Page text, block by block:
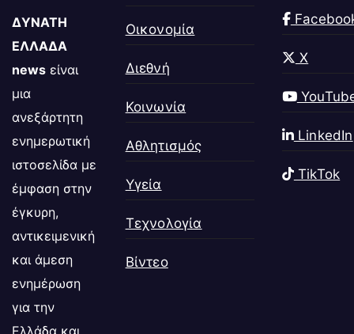
ΔΥΝΑΤΗ
ΕΛΛΑΔΑ
news είναι
μια
ανεξάρτητη
ενημερωτική
ιστοσελίδα με
έμφαση στην
έγκυρη,
αντικειμενική
και άμεση
ενημέρωση
για την
Οικονομία
Διεθνή
Κοινωνία
Αθλητισμός
Υγεία
Τεχνολογία
Βίντεο
X
LinkedIn
TikTok